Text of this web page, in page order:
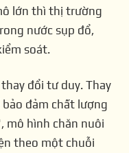
lớn thì thị trường
nước sụp đổ,
soát.
đổi tư duy. Thay
đảm chất lượng
mô hình chăn nuôi
theo một chuỗi